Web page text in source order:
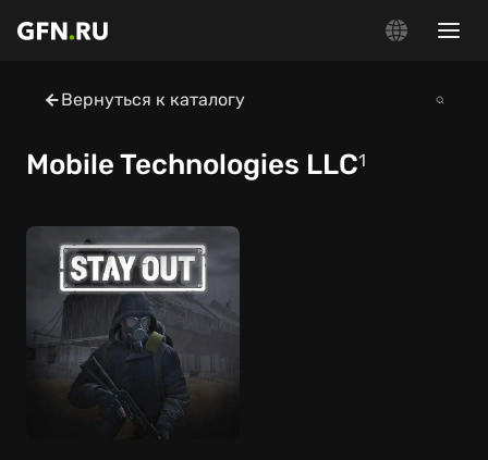
Вернуться к каталогу
Mobile Technologies LLC1